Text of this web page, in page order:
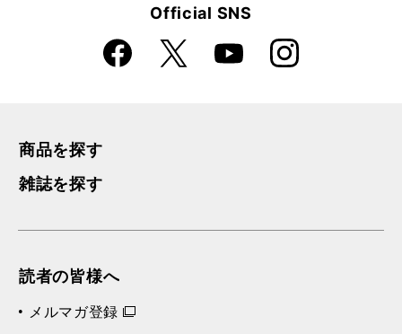
Official SNS
Faceboo
k
X YouTube Instagra
m
商品を探す
雑誌を探す
読者の皆様へ
メルマガ登録